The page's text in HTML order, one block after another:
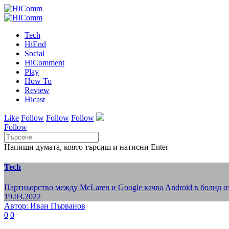
Tech
HiEnd
Social
HiComment
Play
How To
Review
Hicast
Like Follow Follow Follow
Follow
Напиши думата, която търсиш и натисни Enter
Tech
Партньорство между McLaren и Google качва Android в болид
19.03.2022
Автор: Иван Първанов
0 0